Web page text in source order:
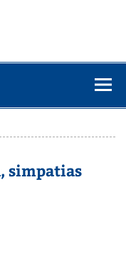
simpatias